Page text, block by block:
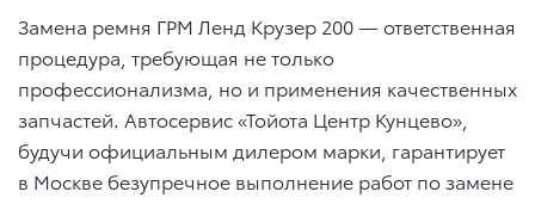
Замена ремня ГРМ Ленд Крузер 200 — ответственная
процедура, требующая не только
профессионализма, но и применения качественных
запчастей. Автосервис «Тойота Центр Кунцево»,
будучи официальным дилером марки, гарантирует
в Москве безупречное выполнение работ по замене